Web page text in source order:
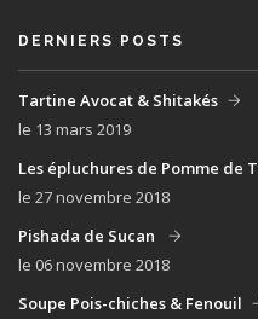
DERNIERS POSTS
Tartine Avocat & Shitakés
le 13 mars 2019
Les épluchures de Pomme de
le 27 novembre 2018
Pishada de Sucan
le 06 novembre 2018
Soupe Pois-chiches & Fenouil